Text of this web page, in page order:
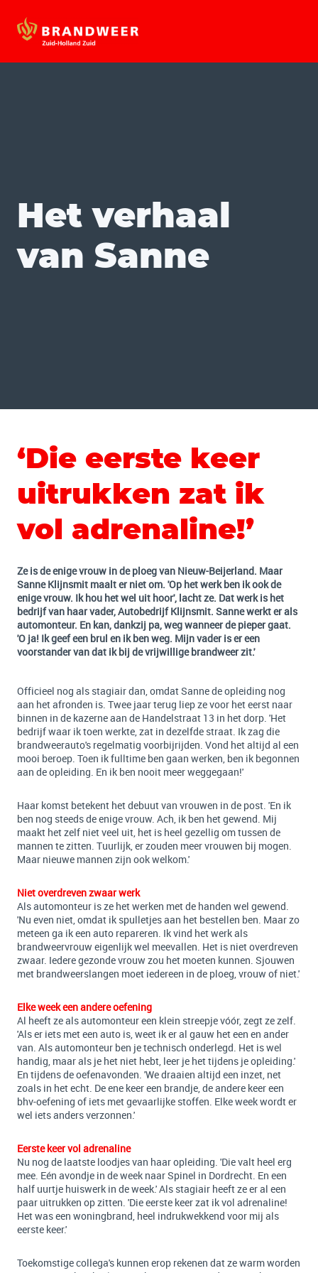
Het verhaal
van Sanne
‘Die eerste keer
uitrukken zat ik
vol adrenaline!’
Ze is de enige vrouw in de ploeg van Nieuw-Beijerland. Maar
Sanne Klijnsmit maalt er niet om. 'Op het werk ben ik ook de
enige vrouw. Ik hou het wel uit hoor', lacht ze. Dat werk is het
bedrijf van haar vader, Autobedrijf Klijnsmit. Sanne werkt er als
automonteur. En kan, dankzij pa, weg wanneer de pieper gaat.
'O ja! Ik geef een brul en ik ben weg. Mijn vader is er een
voorstander van dat ik bij de vrijwillige brandweer zit.'
Officieel nog als stagiair dan, omdat Sanne de opleiding nog
aan het afronden is. Twee jaar terug liep ze voor het eerst naar
binnen in de kazerne aan de Handelstraat 13 in het dorp. 'Het
bedrijf waar ik toen werkte, zat in dezelfde straat. Ik zag die
brandweerauto's regelmatig voorbijrijden. Vond het altijd al een
mooi beroep. Toen ik fulltime ben gaan werken, ben ik begonnen
aan de opleiding. En ik ben nooit meer weggegaan!'
Haar komst betekent het debuut van vrouwen in de post. 'En ik
ben nog steeds de enige vrouw. Ach, ik ben het gewend. Mij
maakt het zelf niet veel uit, het is heel gezellig om tussen de
mannen te zitten. Tuurlijk, er zouden meer vrouwen bij mogen.
Maar nieuwe mannen zijn ook welkom.'
Niet overdreven zwaar werk
Als automonteur is ze het werken met de handen wel gewend.
'Nu even niet, omdat ik spulletjes aan het bestellen ben. Maar zo
meteen ga ik een auto repareren. Ik vind het werk als
brandweervrouw eigenlijk wel meevallen. Het is niet overdreven
zwaar. Iedere gezonde vrouw zou het moeten kunnen. Sjouwen
met brandweerslangen moet iedereen in de ploeg, vrouw of niet.'
Elke week een andere oefening
Al heeft ze als automonteur een klein streepje vóór, zegt ze zelf.
'Als er iets met een auto is, weet ik er al gauw het een en ander
van. Als automonteur ben je technisch onderlegd. Het is wel
handig, maar als je het niet hebt, leer je het tijdens je opleiding.'
En tijdens de oefenavonden. 'We draaien altijd een inzet, net
zoals in het echt. De ene keer een brandje, de andere keer een
bhv-oefening of iets met gevaarlijke stoffen. Elke week wordt er
wel iets anders verzonnen.'
Eerste keer vol adrenaline
Nu nog de laatste loodjes van haar opleiding. 'Die valt heel erg
mee. Eén avondje in de week naar Spinel in Dordrecht. En een
half uurtje huiswerk in de week.' Als stagiair heeft ze er al een
paar uitrukken op zitten. 'Die eerste keer zat ik vol adrenaline!
Het was een woningbrand, heel indrukwekkend voor mij als
eerste keer.'
Toekomstige collega's kunnen erop rekenen dat ze warm worden